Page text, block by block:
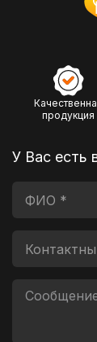
продукция
У Вас есть